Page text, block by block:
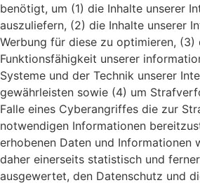
benötigt, um (1) die Inhalte unserer
auszuliefern, (2) die Inhalte unserer
Werbung für diese zu optimieren, (3)
Funktionsfähigkeit unserer
Systeme und der Technik unserer
gewährleisten sowie (4) um
Falle eines Cyberangriffes die zur
notwendigen Informationen
erhobenen Daten und Informationen
daher einerseits statistisch und
ausgewertet, den Datenschutz und